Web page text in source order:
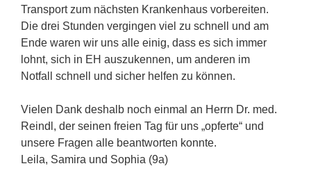
Transport zum nächsten Krankenhaus vorbereiten.
Die drei Stunden vergingen viel zu schnell und am
Ende waren wir uns alle einig, dass es sich immer
lohnt, sich in EH auszukennen, um anderen im
Notfall schnell und sicher helfen zu können.
Vielen Dank deshalb noch einmal an Herrn Dr. med.
Reindl, der seinen freien Tag für uns „opferte“ und
unsere Fragen alle beantworten konnte.
Leila, Samira und Sophia (9a)